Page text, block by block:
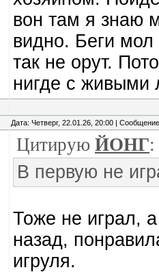
вон там я знаю
видно. Беги
так не орут.
нигде с
Дата: Четверг, 22.01.26, 20:00 |
Цитирую ЙОНГ:
В первую не
Тоже не играл,
назад,
игруля.